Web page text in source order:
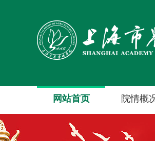
网站首页 院情概